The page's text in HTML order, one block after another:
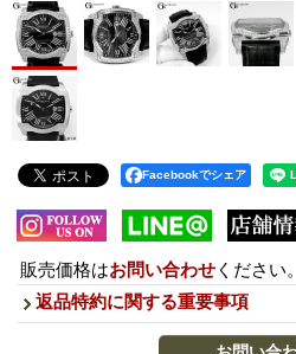
Facebookでシェア
販売価格はお問い合わせ ください。
返品特約に関する重要事項